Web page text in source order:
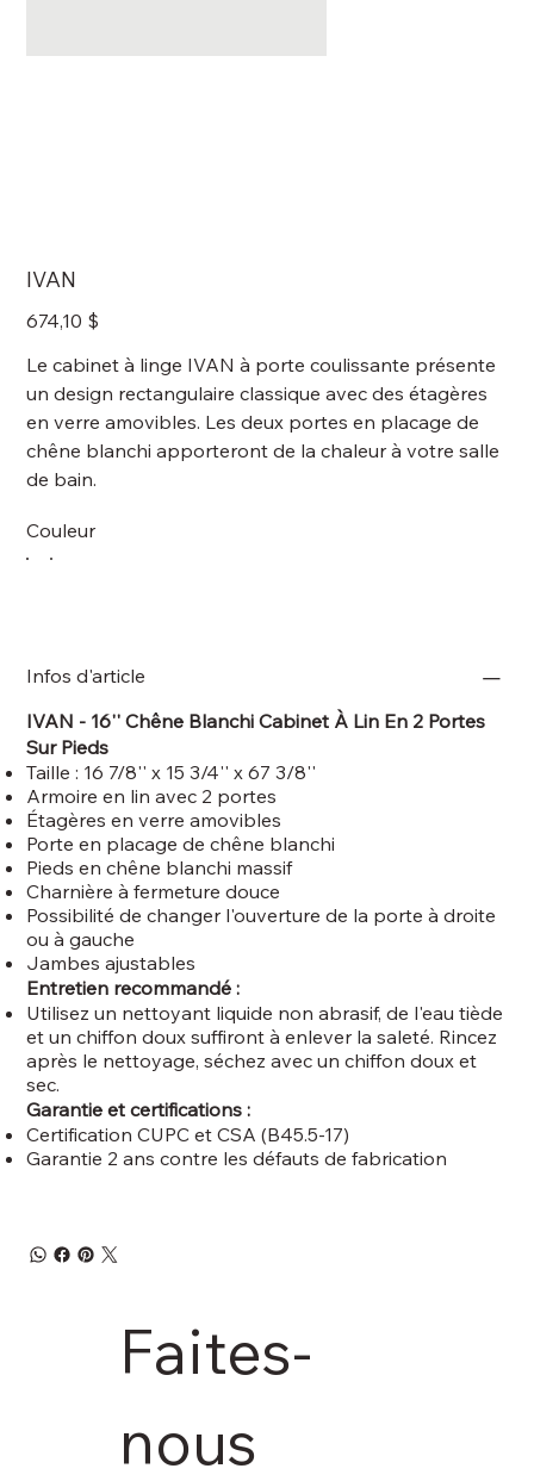
IVAN
Prix
674,10 $
Le cabinet à linge IVAN à porte coulissante présente
un design rectangulaire classique avec des étagères
en verre amovibles. Les deux portes en placage de
chêne blanchi apporteront de la chaleur à votre salle
de bain.
Couleur
Infos d'article
IVAN - 16'' Chêne Blanchi Cabinet À Lin En 2 Portes
Sur Pieds
Taille : 16 7/8'' x 15 3/4'' x 67 3/8''
Armoire en lin avec 2 portes
Étagères en verre amovibles
Porte en placage de chêne blanchi
Pieds en chêne blanchi massif
Charnière à fermeture douce
Possibilité de changer l'ouverture de la porte à droite
ou à gauche
Jambes ajustables
Entretien recommandé :
Utilisez un nettoyant liquide non abrasif, de l'eau tiède
et un chiffon doux suffiront à enlever la saleté. Rincez
après le nettoyage, séchez avec un chiffon doux et
sec.
Garantie et certifications :
Certification CUPC et CSA (B45.5-17)
Garantie 2 ans contre les défauts de fabrication
Faites-
nous